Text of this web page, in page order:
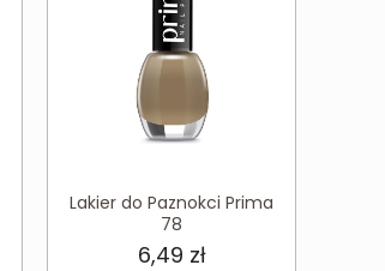
Lakier do Paznokci Prima
78
6,49 zł